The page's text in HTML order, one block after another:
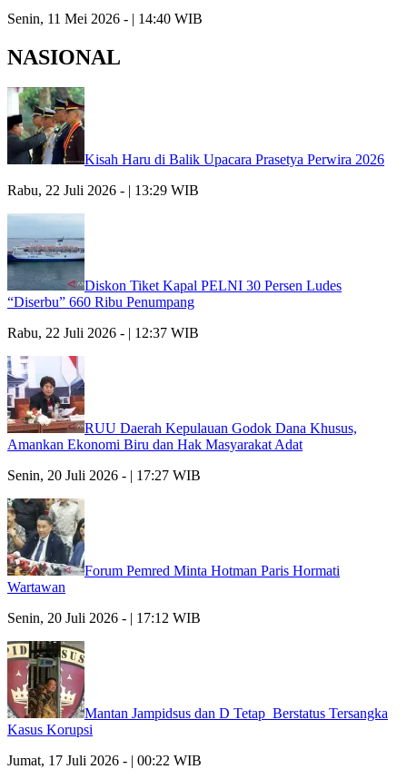
Senin, 11 Mei 2026 - | 14:40 WIB
NASIONAL
Kisah Haru di Balik Upacara Prasetya Perwira 2026
Rabu, 22 Juli 2026 - | 13:29 WIB
Diskon Tiket Kapal PELNI 30 Persen Ludes
“Diserbu” 660 Ribu Penumpang
Rabu, 22 Juli 2026 - | 12:37 WIB
RUU Daerah Kepulauan Godok Dana Khusus,
Amankan Ekonomi Biru dan Hak Masyarakat Adat
Senin, 20 Juli 2026 - | 17:27 WIB
Forum Pemred Minta Hotman Paris Hormati
Wartawan
Senin, 20 Juli 2026 - | 17:12 WIB
Mantan Jampidsus dan D Tetap Berstatus Tersangka
Kasus Korupsi
Jumat, 17 Juli 2026 - | 00:22 WIB